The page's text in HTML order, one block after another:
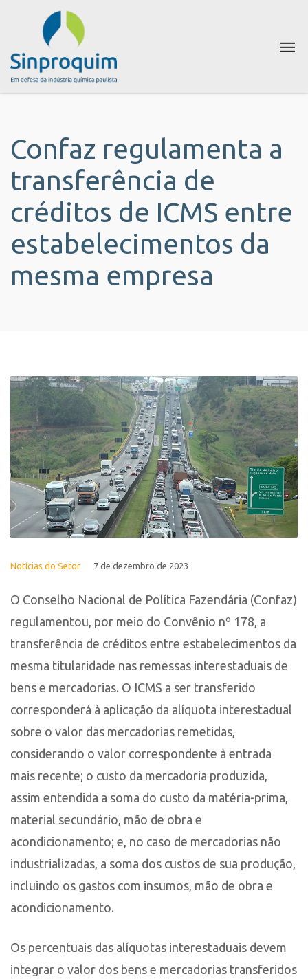
Confaz regulamenta a
transferência de
créditos de ICMS entre
estabelecimentos da
mesma empresa
Notícias do Setor 7 de dezembro de 2023
O Conselho Nacional de Política Fazendária (Confaz)
regulamentou, por meio do Convênio nº 178, a
transferência de créditos entre estabelecimentos da
mesma titularidade nas remessas interestaduais de
bens e mercadorias. O ICMS a ser transferido
corresponderá à aplicação da alíquota interestadual
sobre o valor das mercadorias remetidas,
considerando o valor correspondente à entrada
mais recente; o custo da mercadoria produzida,
assim entendida a soma do custo da matéria-prima,
material secundário, mão de obra e
acondicionamento; e, no caso de mercadorias não
industrializadas, a soma dos custos de sua produção,
incluindo os gastos com insumos, mão de obra e
acondicionamento.
Os percentuais das alíquotas interestaduais devem
integrar o valor dos bens e mercadorias transferidos